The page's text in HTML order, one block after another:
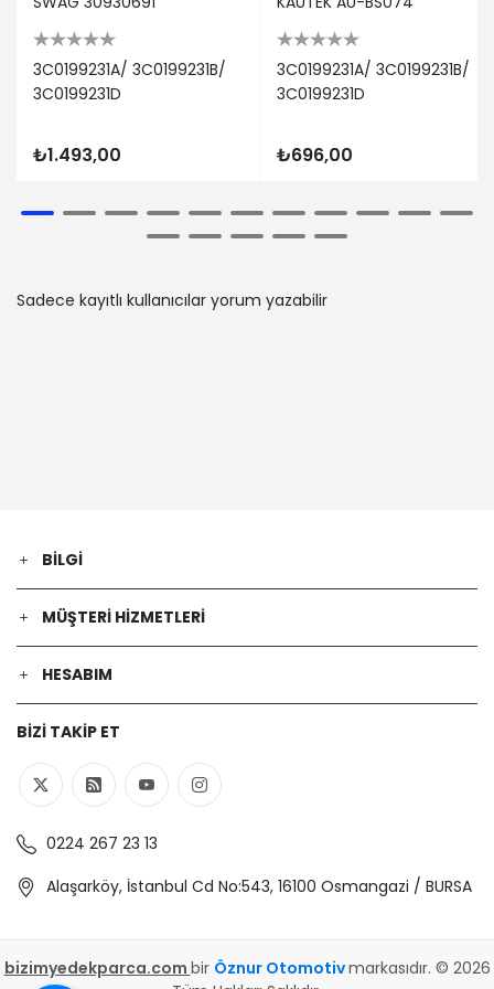
TFSI (Benzin) - 147 Kw 200 Ps | 2005-
08-01 / 2010-11-01
SEAT | LEON ST (5F8) | 2.0 Cupra
VW | PASSAT B8 Variant (3G5, CB5) |
280 Ps | 2015-05-01 / 2024-03-01
SKODA | FABIA I Sedan (6Y3) | 1.2
AUDI | TT (FV3, FVP) | 2.0 TDI (Dizel) -
- 147 Kw 200 Ps | 2006-03-01 / 2015-
08-01
SKODA | FABIA II (542) | 1.4 TDI (Dizel)
VW | GOLF SPORTSVAN VII (AM1, AN1) |
2.0 TDI (Dizel) - 110 Kw 150 Ps | 2014-
Kw 163 Ps | 2006-06-01 / 2008-06-01
SKODA | OCTAVIA II (1Z3) | 1.6 (Benzin)
3C0199231A/ 3C0199231B/
3C0199231D
₺1.493,00
3C0199231A/ 3C0199231B/
3C0199231D
₺696,00
Sadece kayıtlı kullanıcılar yorum yazabilir
BILGI
MÜŞTERI HIZMETLERI
HESABIM
BIZI TAKIP ET
0224 267 23 13
Alaşarköy, İstanbul Cd No:543, 16100 Osmangazi / BURSA
bizimyedekparca.com bir Öznur Otomotivmarkasıdır. © 2026